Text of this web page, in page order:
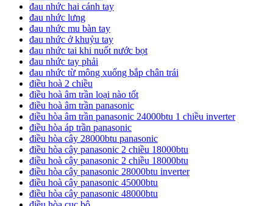
đau nhức hai cánh tay
đau nhức lưng
đau nhức mu bàn tay
đau nhức ở khuỷu tay
đau nhức tai khi nuốt nước bọt
đau nhức tay phải
đau nhức từ mông xuống bắp chân trái
điều hoà 2 chiều
điều hoà âm trần loại nào tốt
điều hoà âm trần panasonic
điều hòa âm trần panasonic 24000btu 1 chiều inverter
điều hòa áp trần panasonic
điều hòa cây 28000btu panasonic
điều hòa cây panasonic 2 chiều 18000btu
điều hoà cây panasonic 2 chiều 18000btu
điều hòa cây panasonic 28000btu inverter
điều hoà cây panasonic 45000btu
điều hòa cây panasonic 48000btu